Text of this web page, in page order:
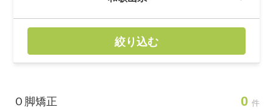
絞り込む
Ｏ脚矯正 0 件